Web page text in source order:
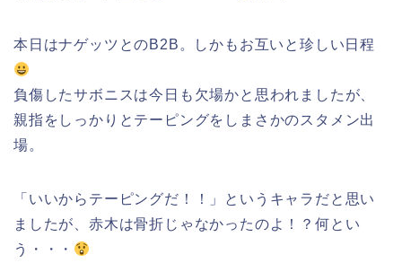
本日はナゲッツとのB2B。しかもお互いと珍しい日程
負傷したサボニスは今日も欠場かと思われましたが、
親指をしっかりとテーピングをしまさかのスタメン出
場。
「いいからテーピングだ！！」というキャラだと思い
ましたが、赤木は骨折じゃなかったのよ！？何とい
う・・・